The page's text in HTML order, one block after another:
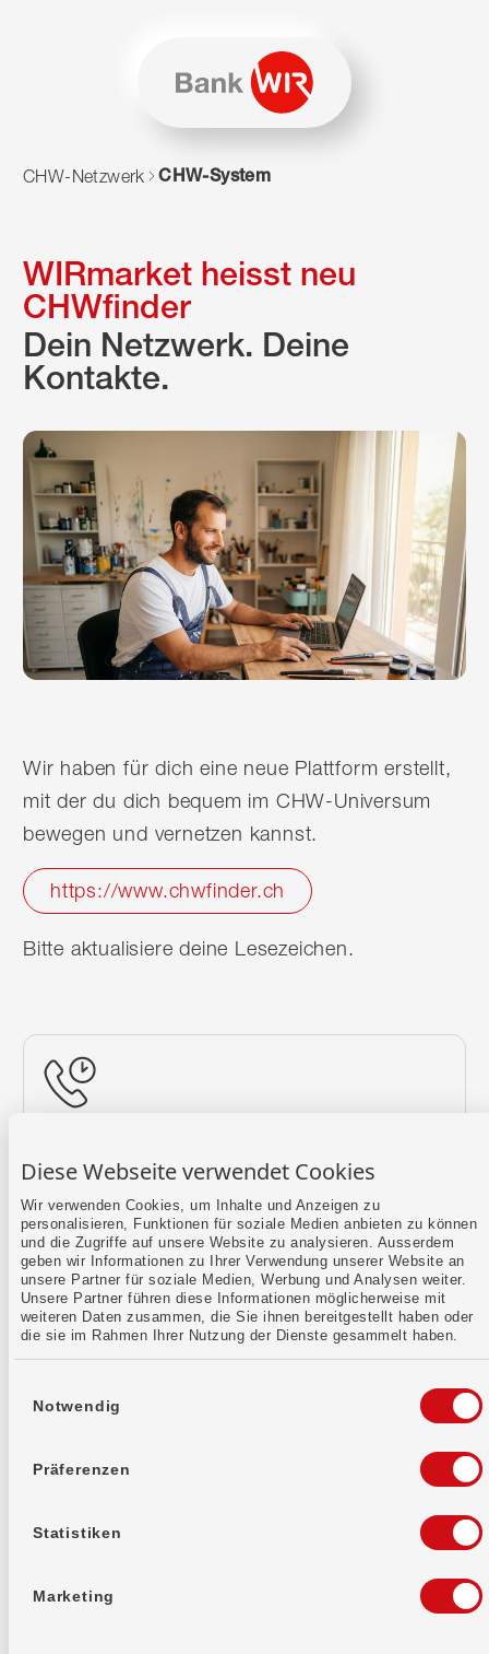
Diese Webseite verwendet Cookies
Wir verwenden Cookies, um Inhalte und Anzeigen zu
personalisieren, Funktionen für soziale Medien anbieten zu können
und die Zugriffe auf unsere Website zu analysieren. Ausserdem
geben wir Informationen zu Ihrer Verwendung unserer Website an
unsere Partner für soziale Medien, Werbung und Analysen weiter.
Unsere Partner führen diese Informationen möglicherweise mit
weiteren Daten zusammen, die Sie ihnen bereitgestellt haben oder
die sie im Rahmen Ihrer Nutzung der Dienste gesammelt haben.
Notwendig
Präferenzen
Statistiken
Marketing
Zum Navigieren dieser Seite wird JavaScript benötigt.
CHW-Netzwerk CHW-System
WIRmarket heisst neu
CHWfinder
Dein Netzwerk. Deine
Kontakte.
Wir haben für dich eine neue Plattform erstellt,
mit der du dich bequem im CHW-Universum
bewegen und vernetzen kannst.
https://www.chwfinder.ch
Bitte aktualisiere deine Lesezeichen.
Mehr erfahren
Kontaktformular